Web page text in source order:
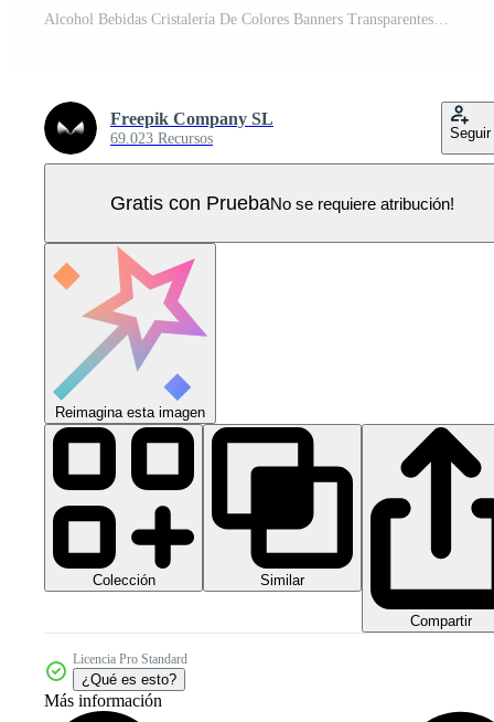
Alcohol Bebidas Cristalería De Colores Banners Transparentes Vector Pro
Freepik Company SL
69.023 Recursos Seguir
Gratis con PruebaNo se requiere atribución!
Reimagina esta imagen
Colección Similar
Compartir
Licencia Pro Standard
¿Qué es esto?
Más información